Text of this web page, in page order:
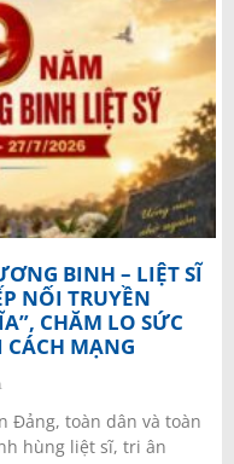
BINH – LIỆT SĨ
NỐI TRUYỀN
CHĂM LO SỨC
CÁCH MẠNG
Đảng, toàn dân và toàn
hùng liệt sĩ, tri ân